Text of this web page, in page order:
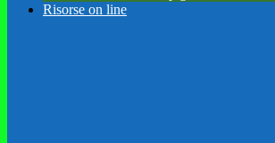
Risorse on line